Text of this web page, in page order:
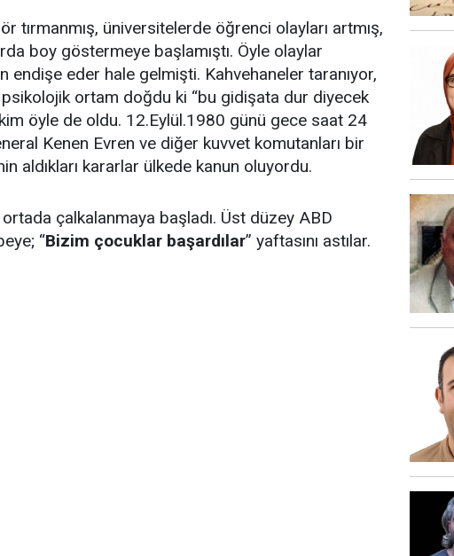
tırmanmış, üniversitelerde öğrenci olayları artmış,
boy göstermeye başlamıştı. Öyle olaylar
endişe eder hale gelmişti. Kahvehaneler taranıyor,
ortam doğdu ki “bu gidişata dur diyecek
öyle de oldu. 12.Eylül.1980 günü gece saat 24
Kenen Evren ve diğer kuvvet komutanları bir
aldıkları kararlar ülkede kanun oluyordu.
çalkalanmaya başladı. Üst düzey ABD
“Bizim çocuklar başardılar” yaftasını astılar.